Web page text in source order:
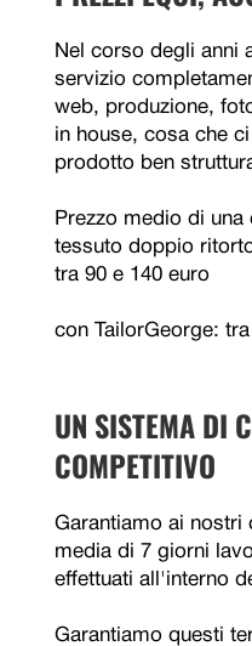
Nel corso degli anni
servizio
web, produzione,
in house, cosa che
prodotto ben
Prezzo medio di
tessuto doppio
tra 90 e 140 euro
con TailorGeorge:
UN SISTEMA DI
COMPETITIVO
Garantiamo ai nostri
media di 7 giorni
effettuati all'interno
Garantiamo questi